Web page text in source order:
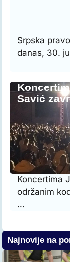
Srpska
danas, 30.
Savić
Koncertima
održanim
…
Najnovije na